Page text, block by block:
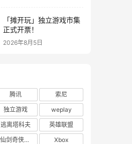
「摊开玩」独立游戏市集
正式开票！
2026年8月5日
腾讯
索尼
独立游戏
weplay
逃离塔科夫
英雄联盟
仙剑奇侠传四
Xbox